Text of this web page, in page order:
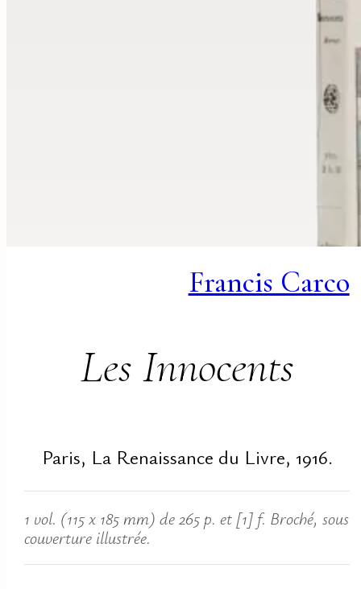
Francis Carco
Les Innocents
Paris, La Renaissance du Livre, 1916.
1 vol. (115 x 185 mm) de 265 p. et [1] f. Broché, sous
couverture illustrée.